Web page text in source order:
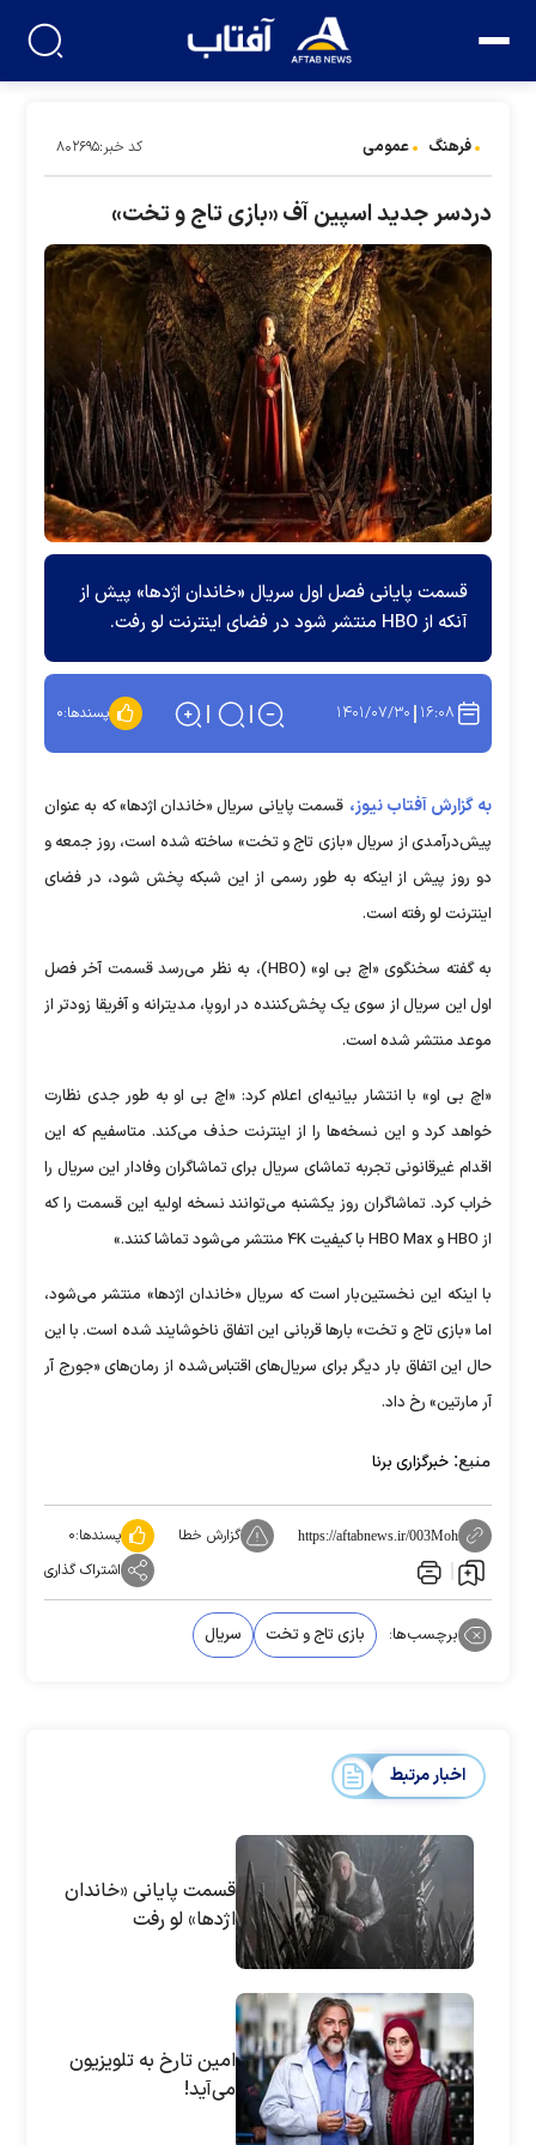
فرهنگ عمومی کد خبر:۸۰۲۶۹۵
دردسر جدید اسپین آف «بازی تاج و تخت»
قسمت پایانی فصل اول سریال «خاندان اژدها» پیش از
آنکه از HBO منتشر شود در فضای اینترنت لو رفت.
۱۶:۰۸ ۱۴۰۱/۰۷/۳۰ پسندها:۰
به گزارش آفتاب نیوز، قسمت پایانی سریال «خاندان اژدها» که به عنوان
پیش‌درآمدی از سریال «بازی تاج و تخت» ساخته شده است، روز جمعه و
دو روز پیش از اینکه به طور رسمی از این شبکه پخش شود، در فضای
اینترنت لو رفته است.
به گفته سخنگوی «اچ بی او» (HBO)، به نظر می‌رسد قسمت آخر فصل
اول این سریال از سوی یک پخش‌کننده در اروپا، مدیترانه و آفریقا زودتر از
موعد منتشر شده است.
«اچ بی او» با انتشار بیانیه‌ای اعلام کرد: «اچ بی او به طور جدی نظارت
خواهد کرد و این نسخه‌ها را از اینترنت حذف می‌کند. متاسفیم که این
اقدام غیرقانونی تجربه تماشای سریال برای تماشاگران وفادار این سریال را
خراب کرد. تماشاگران روز یکشنبه می‌توانند نسخه اولیه این قسمت را که
از HBO و HBO Max با کیفیت ۴K منتشر می‌شود تماشا کنند.»
با اینکه این نخستین‌بار است که سریال «خاندان اژدها» منتشر می‌شود،
اما «بازی تاج و تخت» بار‌ها قربانی این اتفاق ناخوشایند شده است. با این
حال این اتفاق بار دیگر برای سریال‌های اقتباس‌شده از رمان‌های «جورج آر
آر مارتین» رخ داد.
منبع: خبرگزاری برنا
https://aftabnews.ir/003Moh گزارش خطا پسندها:۰
اشتراک گذاری
برچسب‌ها: بازی تاج و تخت سریال
اخبار مرتبط
قسمت پایانی «خاندان
اژدها» لو رفت
امین تارخ به تلویزیون
می‌آید!